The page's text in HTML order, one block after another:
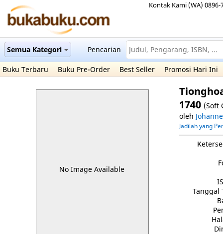
Kontak Kami (WA) 0896-
Semua Kategori Pencarian
Buku Terbaru Buku Pre-Order Best Seller Promosi Hari Ini
No Image Available
1740 (Soft
oleh
Jadilah yang
Tanggal